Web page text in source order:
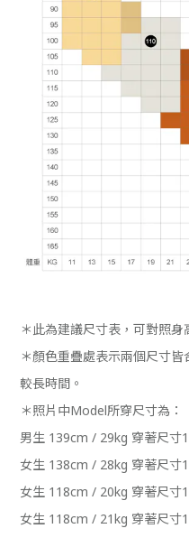
＊此為建議尺寸表，可對照
＊顏色重疊處表示兩個尺寸
較長時間。
＊照片中Model所穿尺寸為：
男生 139cm / 29kg 穿著尺寸
女生 138cm / 28kg 穿著尺寸
女生 118cm / 20kg 穿著尺寸
女生 118cm / 21kg 穿著尺寸